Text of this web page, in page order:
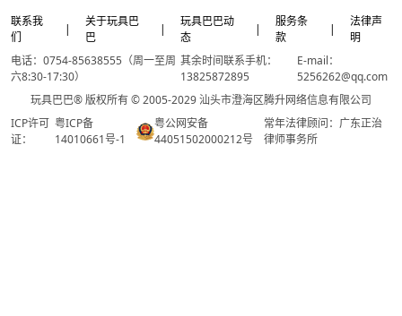
联系我
们
|
关于玩具巴
巴
|
玩具巴巴动
态
|
服务条
款
|
法律声
明
电话：0754-85638555（周一至周
六8:30-17:30）
其余时间联系手机：
13825872895
E-mail：
5256262@qq.com
玩具巴巴® 版权所有 © 2005-2029 汕头市澄海区腾升网络信息有限公司
ICP许可
证：
粤ICP备
14010661号-1
粤公网安备
44051502000212号
常年法律顾问：广东正治
律师事务所